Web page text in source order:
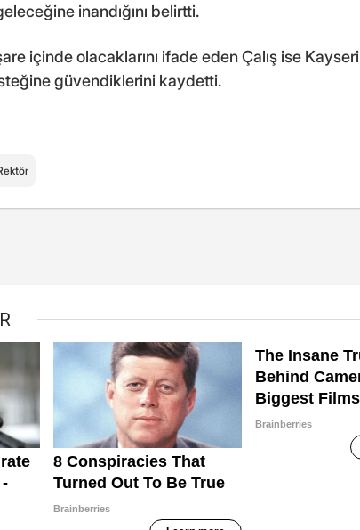
inandığını belirtti.
içinde olacaklarını ifade eden Çalış ise Kayseri
güvendiklerini kaydetti.